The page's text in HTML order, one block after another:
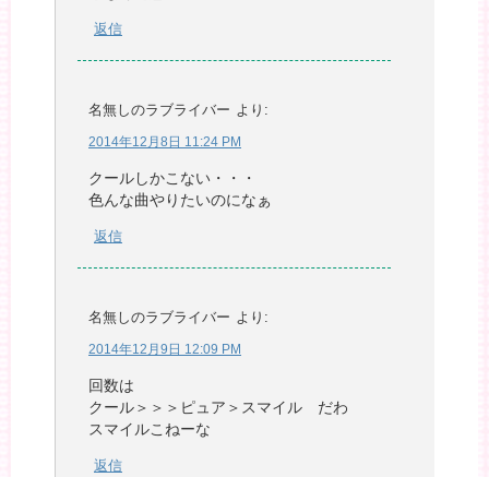
返信
名無しのラブライバー より:
2014年12月8日 11:24 PM
クールしかこない・・・
色んな曲やりたいのになぁ
返信
名無しのラブライバー より:
2014年12月9日 12:09 PM
回数は
クール＞＞＞ピュア＞スマイル だわ
スマイルこねーな
返信